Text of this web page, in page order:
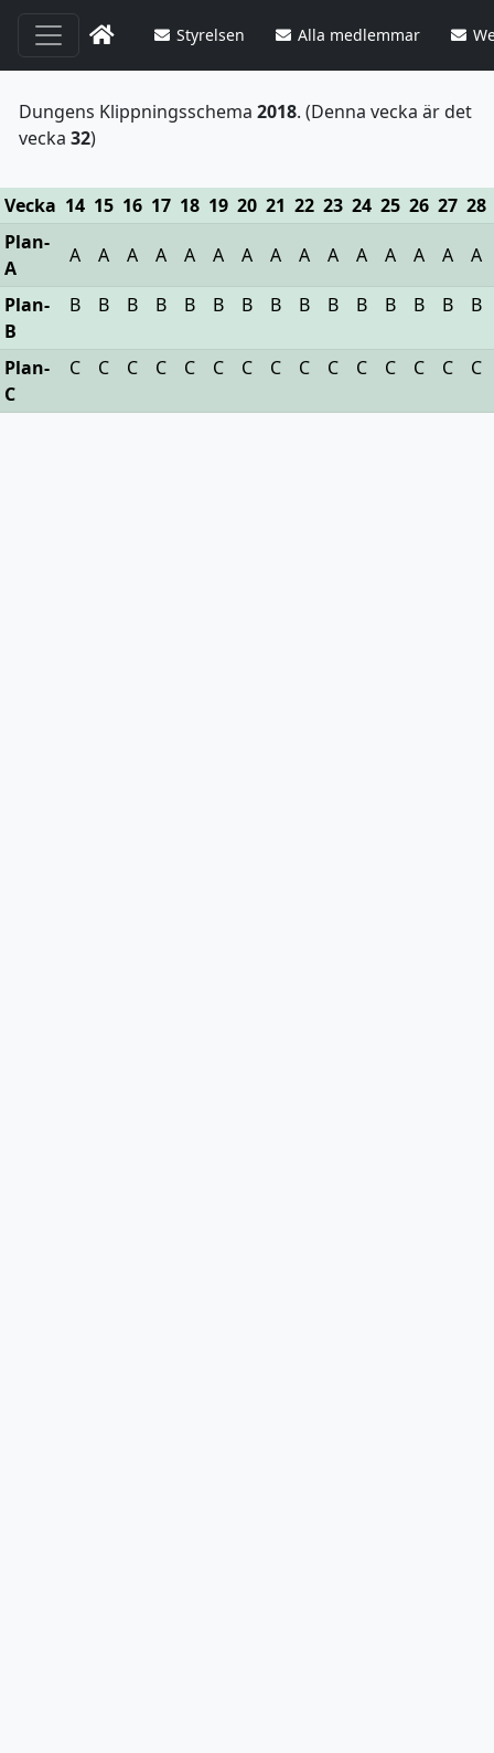
Styrelsen Alla medlemmar
Dungens Klippningsschema 2018. (Denna vecka är det
vecka 32)
Vecka 14 15 16 17 18 19 20 21 22 23 24 25 26 27 28
Plan-
A
A A A A A A A A A A A A A A A
Plan-
B
B B B B B B B B B B B B B B B
Plan-
C
C C C C C C C C C C C C C C C